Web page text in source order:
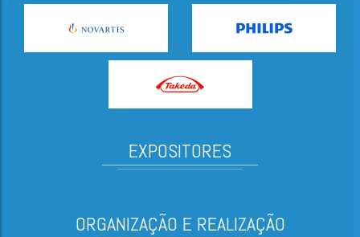
EXPOSITORES
ORGANIZAÇÃO E REALIZAÇÃO